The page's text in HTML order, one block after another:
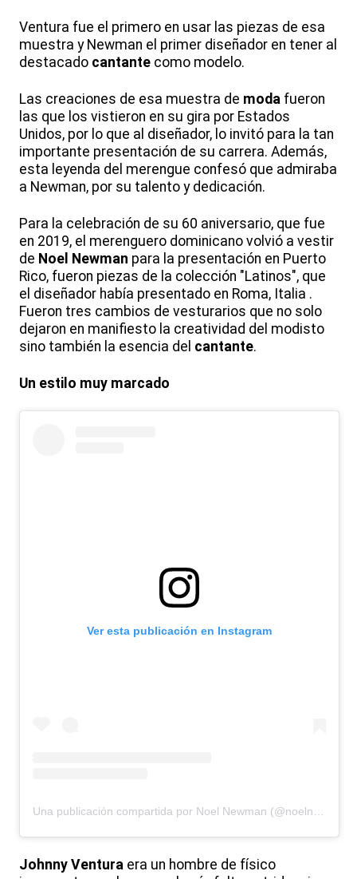
Ventura fue el primero en usar las piezas de esa
muestra y Newman el primer diseñador en tener al
destacado cantante como modelo.
Las creaciones de esa muestra de moda fueron
las que los vistieron en su gira por Estados
Unidos, por lo que al diseñador, lo invitó para la tan
importante presentación de su carrera. Además,
esta leyenda del merengue confesó que admiraba
a Newman, por su talento y dedicación.
Para la celebración de su 60 aniversario, que fue
en 2019, el merenguero dominicano volvió a vestir
de Noel Newman para la presentación en Puerto
Rico, fueron piezas de la colección "Latinos", que
el diseñador había presentado en Roma, Italia .
Fueron tres cambios de vesturarios que no solo
dejaron en manifiesto la creatividad del modisto
sino también la esencia del cantante.
Un estilo muy marcado
Ver esta publicación en Instagram
Una publicación compartida por Noel Newman (@noelnewmansrl)
Johnny Ventura era un hombre de físico